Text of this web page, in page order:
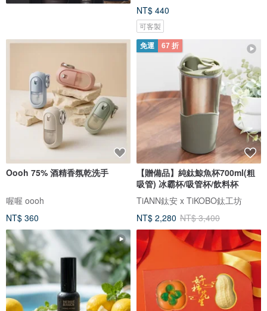
NT$ 440
可客製
Oooh 75% 酒精香氛乾洗手
喔喔 oooh
NT$ 360
免運 67 折
【贈備品】純鈦鯨魚杯700ml(粗
吸管) 冰霸杯/吸管杯/飲料杯
TiANN鈦安 x TiKOBO鈦工坊
NT$ 2,280 NT$ 3,400